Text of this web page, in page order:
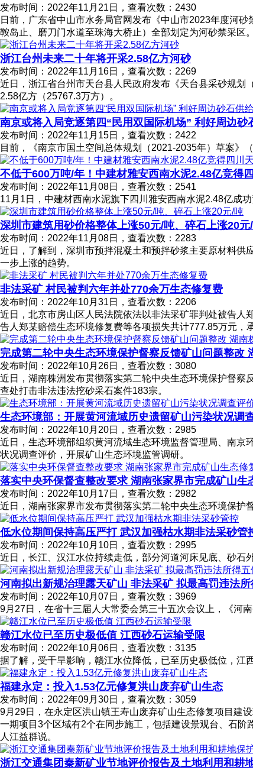
发布时间：2022年11月21日，查看次数：2430
日前，广东省中山市水务局官网发布《中山市2023年度河
鞍岛止、磨刀门水道至珠海大桥止）全部划定为河砂禁采区。
浙江台州未来二十年将开采2.58亿方河砂
发布时间：2022年11月16日，查看次数：2269
近日，浙江省台州市天台县人民政府发布《天台县采砂规
2.58亿方（25767.3万方）。
南京或将入局竞逐第四“民用双国际机场” 利好周边砂
发布时间：2022年11月15日，查看次数：2422
目前，《南京市国土空间总体规划（2021-2035年）草案》
不低于600万吨/年！中建材雅安西南水泥2.48亿竞得
发布时间：2022年11月08日，查看次数：2541
11月1日，中建材西南水泥旗下四川雅安西南水泥2.48亿成
深圳市建筑用砂价格整体上涨50元/吨、碎石上涨20元
发布时间：2022年11月08日，查看次数：2283
近日，了解到，深圳市预拌混凝土和预拌砂浆主要原材料
一步上涨的趋势。
非法采矿 村民被判六年并处770余万生态修复费
发布时间：2022年10月31日，查看次数：2206
近日，北京市房山区人民法院依法以非法采矿罪判处被告
告人郑某赔偿生态环境修复费等各项损失共计777.85万元，
完成第二轮中央生态环境保护督察反馈矿山问题整改
发布时间：2022年10月26日，查看次数：3080
近日，湖南株洲发布贯彻落实第二轮中央生态环境保护督察
查处打击非法违法挖砂采石案件183宗。
生态环境部：开展黄河流域历史遗留矿山污染状况调
发布时间：2022年10月20日，查看次数：2985
近日，生态环境部组织黄河流域生态环境监督管理局、南
状况调查评价，开展矿山生态环境监管调研。
落实中央环保督查整改要求 湖南张家界市完成矿山生
发布时间：2022年10月17日，查看次数：2982
近日，湖南张家界市发布贯彻落实第二轮中央生态环境保护
低水位期间保持高压严打 武汉加强枯水期非法采砂管
发布时间：2022年10月10日，查看次数：2995
近日，长江、汉江水位持续走低，部分河道河床见底、砂石
河南拟出新规治理露天矿山 非法采矿 拟最高罚违法
发布时间：2022年10月07日，查看次数：3969
9月27日，在省十三届人大常委会第三十五次会议上，《河
赣江水位已至历史极低值 江西砂石运输受限
发布时间：2022年10月06日，查看次数：3135
据了解，受干旱影响，赣江水位降低，已至历史极低位，江
福建永定：投入1.53亿元修复洪山废弃矿山生态
发布时间：2022年09月30日，查看次数：3059
9月29日，在永定区洪山镇王寿山废弃矿山生态修复项目建
一期项目3个区域有2个在同步施工，包括建设景观台、石
人江益群说。
浙江交通集团秦新矿业节地评价报告及土地利用和耕